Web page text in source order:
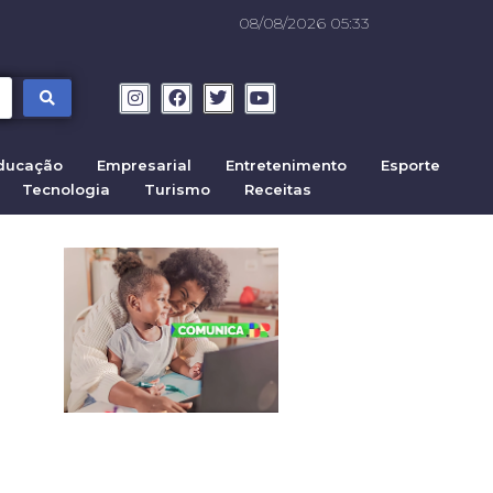
08/08/2026 05:33
Empresarial Entretenimento
Esporte
Tecnologia Turismo Receitas